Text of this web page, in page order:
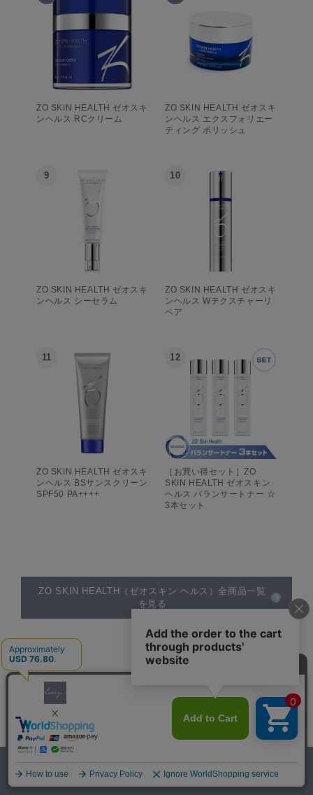
ZO SKIN HEALTH ゼオスキ
ンヘルス RCクリーム
ZO SKIN HEALTH ゼオスキ
ンヘルス エクスフォリエー
ティング ポリッシュ
9
ZO SKIN HEALTH ゼオスキ
ンヘルス シーセラム
10
ZO SKIN HEALTH ゼオスキ
ンヘルス Wテクスチャーリ
ペア
11
ZO SKIN HEALTH ゼオスキ
ンヘルス BSサンスクリーン
SPF50 PA++++
12
［お買い得セット］ZO
SKIN HEALTH ゼオスキン
ヘルス バランサートナー ☆
3本セット
ZO SKIN HEALTH（ゼオスキン ヘルス）全商品一覧
を見る
RELATED